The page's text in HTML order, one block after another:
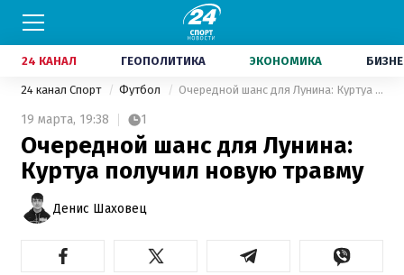
24 КАНАЛ ГЕОПОЛИТИКА ЭКОНОМИКА
24 канал Спорт Футбол Очередной шанс для Лунина: Куртуа получил новую травму
19 марта, 19:38 1
Очередной шанс для Лунина:
Куртуа получил новую травму
Денис Шаховец